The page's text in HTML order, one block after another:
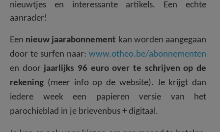
nieuwtjes en interessante artikels. Een echte
aanrader!
Een nieuw jaarabonnement kan worden aangegaan
door te surfen naar: www.otheo.be/abonnementen
en door jaarlijks 96 euro over te schrijven op de
rekening (meer info op de website). Je krijgt dan
iedere week een papieren versie van het
parochieblad in je brievenbus + digitaal.